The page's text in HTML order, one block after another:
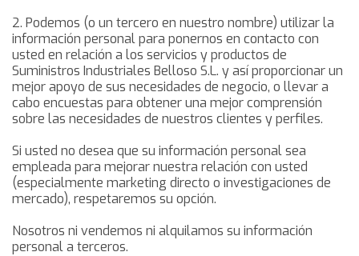
2. Podemos (o un tercero en nuestro nombre) utilizar la
información personal para ponernos en contacto con
usted en relación a los servicios y productos de
Suministros Industriales Belloso S.L. y así proporcionar un
mejor apoyo de sus necesidades de negocio, o llevar a
cabo encuestas para obtener una mejor comprensión
sobre las necesidades de nuestros clientes y perfiles.
Si usted no desea que su información personal sea
empleada para mejorar nuestra relación con usted
(especialmente marketing directo o investigaciones de
mercado), respetaremos su opción.
Nosotros ni vendemos ni alquilamos su información
personal a terceros.